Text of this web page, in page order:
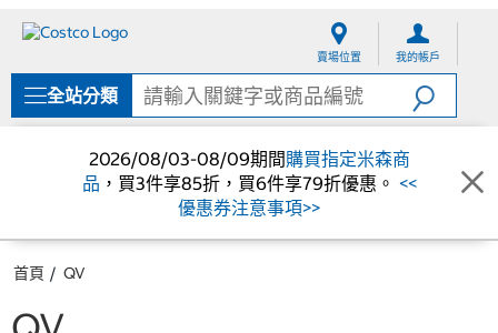
單
賣場位置 我的帳戶
全站分類
2026/08/03-08/09期間購買指定米森商
品 ，買3件享85折，買6件享79折優惠。 <<
優惠券注意事項>>
首頁 QV